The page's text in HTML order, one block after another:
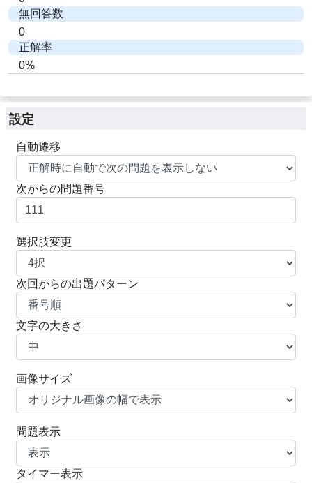
無回答数
0
正解率
0%
設定
自動遷移
次からの問題番号
選択肢変更
次回からの出題パターン
文字の大きさ
画像サイズ
問題表示
タイマー表示